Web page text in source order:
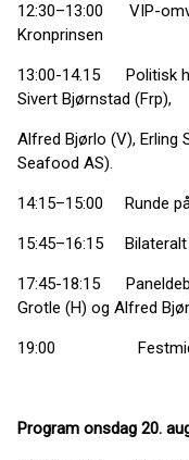
12:30–13:00 VIP-
Kronprinsen
13:00-14.15 Politisk
Sivert Bjørnstad (Frp),
Alfred Bjørlo (V), Erling
Seafood AS).
14:15–15:00 Runde
15:45–16:15 Bilateralt
17:45-18:15
Grotle (H) og Alfred
19:00
Program onsdag 20.